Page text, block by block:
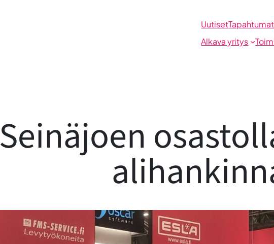
UutisetTapahtumat
Alkava yritys
Seinäjoen